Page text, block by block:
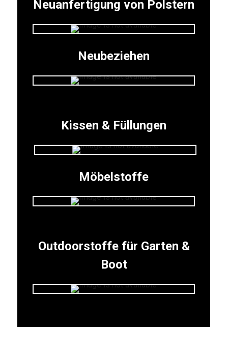
Neuanfertigung von Polstern
Neubeziehen
Kissen & Füllungen
Möbelstoffe
Outdoorstoffe für Garten &
Boot